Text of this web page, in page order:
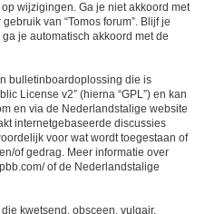
wijzigingen. Ga je niet akkoord met
van “Tomos forum”. Blijf je
je automatisch akkoord met de
bulletinboardoplossing die is
License v2” (hierna “GPL”) en kan
en via de Nederlandstalige website
internetgebaseerde discussies
voor wat wordt toegestaan of
of gedrag. Meer informatie over
of de Nederlandstalige
kwetsend, obsceen, vulgair,